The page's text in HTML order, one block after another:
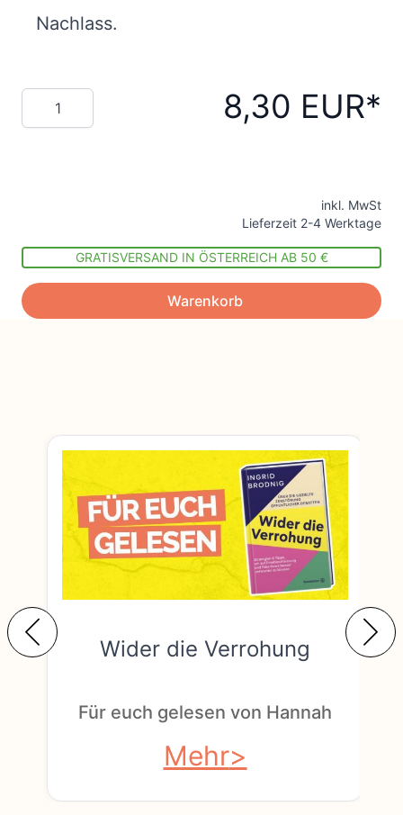
Nachlass.
Menge 8,30 EUR
inkl. MwSt
Lieferzeit 2-4 Werktage
GRATISVERSAND IN ÖSTERREICH AB 50 €
Warenkorb
Wider die Verrohung
Für euch gelesen von Hannah
Mehr